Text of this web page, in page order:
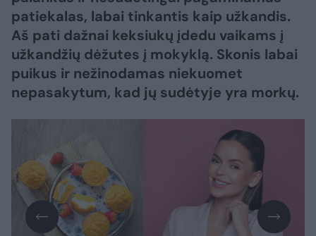
patiekalas, labai tinkantis kaip užkandis.
Aš pati dažnai keksiukų įdedu vaikams į
užkandžių dėžutes į mokyklą. Skonis labai
puikus ir nežinodamas niekuomet
nepasakytum, kad jų sudėtyje yra morkų.